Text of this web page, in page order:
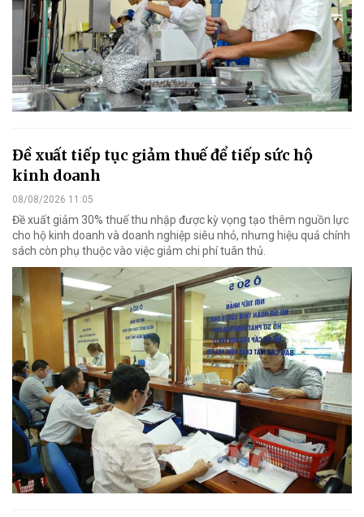
Đề xuất tiếp tục giảm thuế để tiếp sức hộ
kinh doanh
08/08/2026 11:05
Đề xuất giảm 30% thuế thu nhập được kỳ vọng tạo thêm nguồn lực
cho hộ kinh doanh và doanh nghiệp siêu nhỏ, nhưng hiệu quả chính
sách còn phụ thuộc vào việc giảm chi phí tuân thủ.